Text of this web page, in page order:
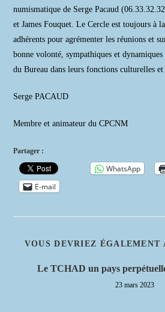
numismatique de Serge Pacaud
et James Fouquet. Le Cercle est toujours à
adhérents pour agrémenter les réunions et
bonne volonté, sympathiques et
du Bureau dans leurs fonctions culturelles
Serge PACAUD
Membre et animateur du CPCNM
Partager :
WhatsApp
E-mail
VOUS DEVRIEZ ÉGALEMENT
Le TCHAD un pays
23 mars 2023